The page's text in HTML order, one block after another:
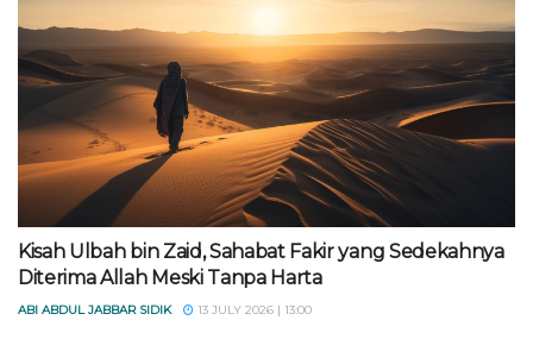
Kisah Ulbah bin Zaid, Sahabat Fakir yang Sedekahnya
Diterima Allah Meski Tanpa Harta
ABI ABDUL JABBAR SIDIK 13 JULY 2026 | 13:00